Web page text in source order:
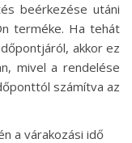
beérkezése utáni
terméke. Ha tehát
akkor ez
mivel a rendelése
számítva az
a várakozási idő